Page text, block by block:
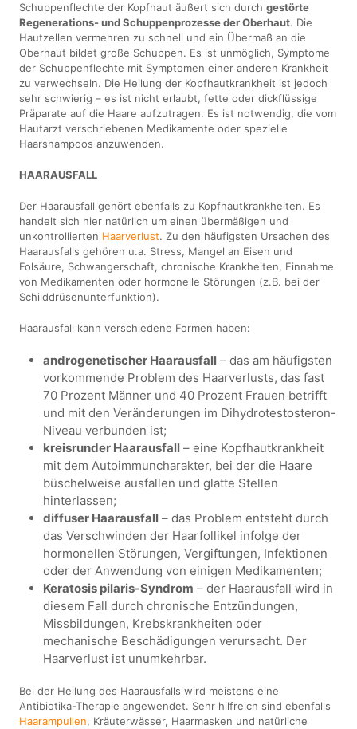
Schuppenflechte der Kopfhaut äußert sich durchgestörte
Regenerations- und Schuppenprozesse der Oberhaut. Die
Hautzellen vermehren zu schnell und ein Übermaß an die
Oberhaut bildet große Schuppen. Es ist unmöglich, Symptome
der Schuppenflechte mit Symptomen einer anderen Krankheit
zu verwechseln. Die Heilung der Kopfhautkrankheit ist jedoch
sehr schwierig – es ist nicht erlaubt, fette oder dickflüssige
Präparate auf die Haare aufzutragen. Es ist notwendig, die vom
Hautarzt verschriebenen Medikamente oder spezielle
Haarshampoos anzuwenden.
HAARAUSFALL
Der Haarausfall gehört ebenfalls zu Kopfhautkrankheiten. Es
handelt sich hier natürlich um einen übermäßigen und
unkontrollierten Haarverlust. Zu den häufigsten Ursachen des
Haarausfalls gehören u.a. Stress, Mangel an Eisen und
Folsäure, Schwangerschaft, chronische Krankheiten, Einnahme
von Medikamenten oder hormonelle Störungen (z.B. bei der
Schilddrüsenunterfunktion).
Haarausfall kann verschiedene Formen haben:
androgenetischer Haarausfall – das am häufigsten
vorkommende Problem des Haarverlusts, das fast
70 Prozent Männer und 40 Prozent Frauen betrifft
und mit den Veränderungen im Dihydrotestosteron-
Niveau verbunden ist;
kreisrunder Haarausfall – eine Kopfhautkrankheit
mit dem Autoimmuncharakter, bei der die Haare
büschelweise ausfallen und glatte Stellen
hinterlassen;
diffuser Haarausfall – das Problem entsteht durch
das Verschwinden der Haarfollikel infolge der
hormonellen Störungen, Vergiftungen, Infektionen
oder der Anwendung von einigen Medikamenten;
Keratosis pilaris-Syndrom – der Haarausfall wird in
diesem Fall durch chronische Entzündungen,
Missbildungen, Krebskrankheiten oder
mechanische Beschädigungen verursacht. Der
Haarverlust ist unumkehrbar.
Bei der Heilung des Haarausfalls wird meistens eine
Antibiotika-Therapie angewendet. Sehr hilfreich sind ebenfalls
Haarampullen, Kräuterwässer, Haarmasken und natürliche